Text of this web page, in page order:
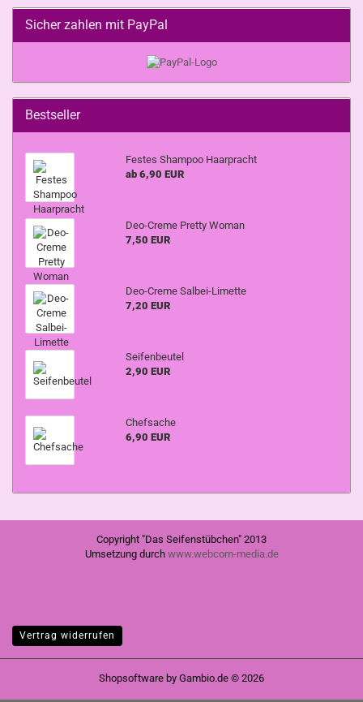
Sicher zahlen mit PayPal
Bestseller
Festes Shampoo Haarpracht
ab 6,90 EUR
Deo-Creme Pretty Woman
7,50 EUR
Deo-Creme Salbei-Limette
7,20 EUR
Seifenbeutel
2,90 EUR
Chefsache
6,90 EUR
Copyright "Das Seifenstübchen" 2013
Umsetzung durch www.webcom-media.de
Vertrag widerrufen
Shopsoftware by Gambio.de © 2026